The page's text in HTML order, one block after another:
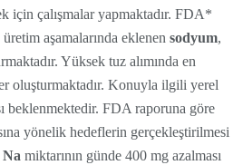
için çalışmalar yapmaktadır. FDA*
aşamalarında eklenen sodyum,
Yüksek tuz alımında en
oluşturmaktadır. Konuyla ilgili yerel
beklenmektedir. FDA raporuna göre
yönelik hedeflerin gerçekleştirilmesi
Na miktarının günde 400 mg azalması